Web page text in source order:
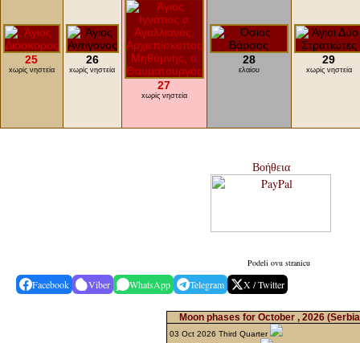
25
xωρίς νηστεία
26
xωρίς νηστεία
27
xωρίς νηστεία
28
ελαίου
29
xωρίς νηστεία
Βοήθεια
Podeli ovu stranicu
Facebook Viber WhatsApp Telegram X / Twitter
Moon phases for October , 2026
03 Oct 2026 Third Quarter